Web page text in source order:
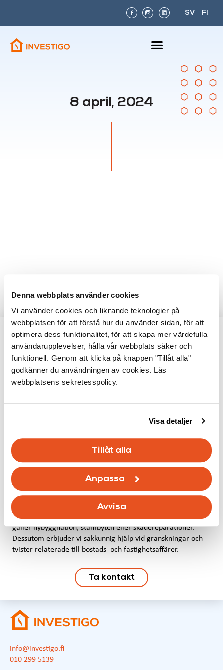
Denna webbplats använder cookies
Vi använder cookies och liknande teknologier på
webbplatsen för att förstå hur du använder sidan, för att
optimera dess funktionalitet, för att skapa mer värdefulla
användarupplevelser, hålla vår webbplats säker och
funktionell. Genom att klicka på knappen "Tillåt alla"
godkänner du användningen av cookies. Läs
webbplatsens sekretesspolicy.
Visa detaljer
Tillåt alla
Anpassa
Avvisa
SV FI
8 april, 2024
Är du orolig över mögel, eller
husbolags fukttekniska kondition?
Från Investigo får du högkvalitativa och opartiska tjänster för
byggnadens hela livscykel. Vi hjälper till med
inomhusklimatsproblem, med tjänster som mögel- och
konditionsundersökningar till allt från enskilda lägenheter till
hela fastigheter. Våra övervaknings- och
projektdragartjänster säkerställer att ditt byggprojekt följer
tidsplanen, kvalitetskraven och budgeten, oavsett om det
gäller nybyggnation, stambyten eller skadereparationer.
Dessutom erbjuder vi sakkunnig hjälp vid granskningar och
tvister relaterade till bostads- och fastighetsaffärer.
Ta kontakt
info@investigo.fi
010 299 5139